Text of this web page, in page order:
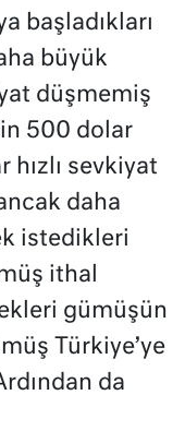
başladıkları
büyük
düşmemiş
500 dolar
hızlı sevkiyat
daha
istedikleri
ithal
gümüşün
Türkiye’ye
da